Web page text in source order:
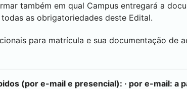
também em qual Campus entregará a
as obrigatoriedades deste Edital.
para matrícula e sua documentação de
(por e-mail e presencial): · por e-mail: a